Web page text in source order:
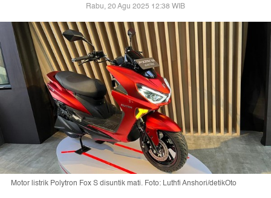
Rabu, 20 Agu 2025 12:38 WIB
Motor listrik Polytron Fox S disuntik mati. Foto: Luthfi Anshori/detikOto